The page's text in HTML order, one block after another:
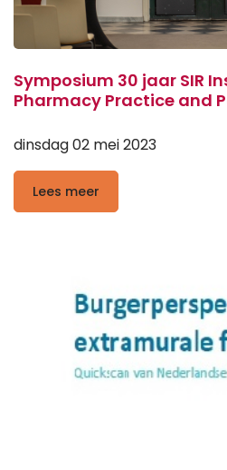
Symposium 30 jaar SIR
Pharmacy Practice and
dinsdag 02 mei 2023
Lees meer